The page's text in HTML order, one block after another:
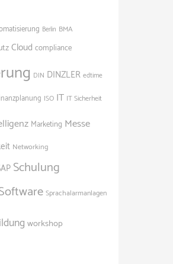
Berlin BMA
Cloud compliance
DIN DINZLER edtime
ISO IT IT Sicherheit
Marketing Messe
Networking
Schulung
Sprachalarmanlagen
workshop